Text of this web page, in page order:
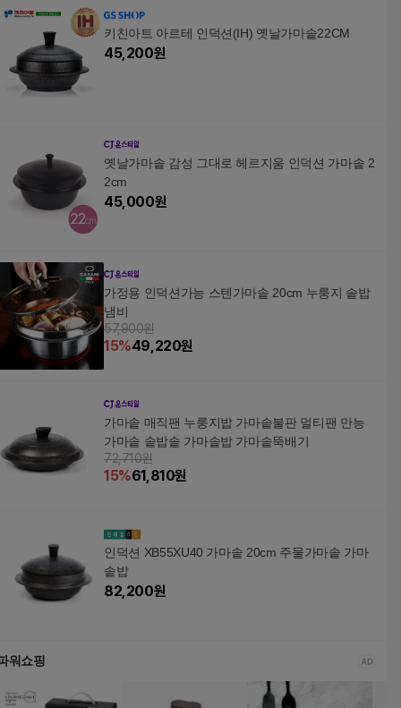
키친아트 아르테 인덕션(IH) 옛날가마솥22CM
45,200원
옛날가마솥 감성 그대로 헤르지움 인덕션 가마솥 2
2cm
45,000원
가정용 인덕션가능 스텐가마솥 20cm 누룽지 솥밥
냄비
57,900원
15%49,220원
가마솥 매직팬 누룽지밥 가마솥불판 멀티팬 만능
가마솥 솥밥솥 가마솥밥 가마솥뚝배기
72,710원
15%61,810원
인덕션 XB55XU40 가마솥 20cm 주물가마솥 가마
솥밥
82,200원
워쇼핑